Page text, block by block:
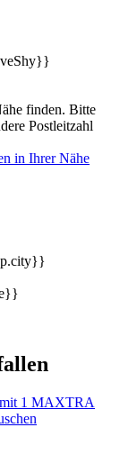
finden. Bitte
Postleitzahl
in Ihrer Nähe